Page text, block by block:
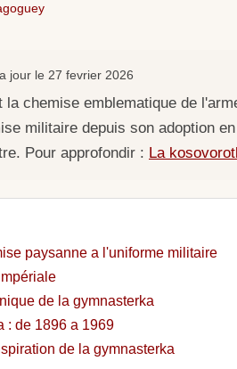
jour le 27 fevrier 2026
chemise emblematique de
militaire depuis son adoption
Pour approfondir : La
paysanne a l'uniforme militaire
de la gymnasterka
: de 1896 a 1969
de la gymnasterka